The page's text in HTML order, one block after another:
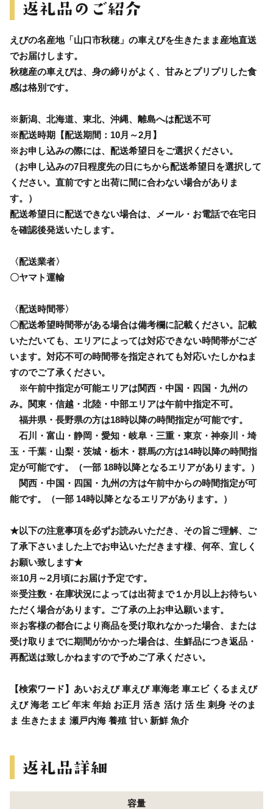
えびの名産地「山口市秋穂」の車えびを生きたまま産地直送
でお届けします。
秋穂産の車えびは、身の締りがよく、甘みとプリプリした食
感は格別です。
※新潟、北海道、東北、沖縄、離島へは配送不可
※配送時期【配送期間：10月～2月】
※お申し込みの際には、配送希望日をご選択ください。
（お申し込みの7日程度先の日にちから配送希望日を選択して
ください。直前ですと出荷に間に合わない場合がありま
す。）
配送希望日に配送できない場合は、メール・お電話で在宅日
を確認後発送いたします。
〈配送業者〉
〇ヤマト運輸
〈配送時間帯〉
〇配送希望時間帯がある場合は備考欄に記載ください。記載
いただいても、エリアによっては対応できない時間帯がござ
います。対応不可の時間帯を指定されても対応いたしかねま
すのでご了承ください。
※午前中指定が可能エリアは関西・中国・四国・九州の
み。関東・信越・北陸・中部エリアは午前中指定不可。
福井県・長野県の方は18時以降の時間指定が可能です。
石川・富山・静岡・愛知・岐阜・三重・東京・神奈川・埼
玉・千葉・山梨・茨城・栃木・群馬の方は14時以降の時間指
定が可能です。（一部 18時以降となるエリアがあります。）
関西・中国・四国・九州の方は午前中からの時間指定が可
能です。（一部 14時以降となるエリアがあります。）
★以下の注意事項を必ずお読みいただき、その旨ご理解、ご
了承下さいました上でお申込いただきます様、何卒、宜しく
お願い致します★
※10月～2月頃にお届け予定です。
※受注数・在庫状況によっては出荷まで１か月以上お待ちい
ただく場合があります。ご了承の上お申込願います。
※お客様の都合により商品を受け取れなかった場合、または
受け取りまでに期間がかかった場合は、生鮮品につき返品・
再配送は致しかねますので予めご了承ください。
【検索ワード】あいおえび 車えび 車海老 車エビ くるまえび
えび 海老 エビ 年末 年始 お正月 活き 活け 活 生 刺身 そのま
ま 生きたまま 瀬戸内海 養殖 甘い 新鮮 魚介
容量